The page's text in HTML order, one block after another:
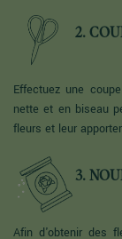
2.
Effectuez une
nette et en biseau
fleurs et leur
3.
Afin d'obtenir des